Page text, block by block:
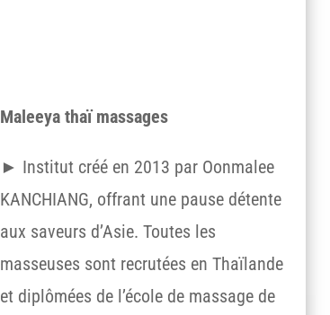
Maleeya thaï massages
► Institut créé en 2013 par Oonmalee
KANCHIANG, offrant une pause détente
aux saveurs d’Asie. Toutes les
masseuses sont recrutées en Thaïlande
et diplômées de l’école de massage de